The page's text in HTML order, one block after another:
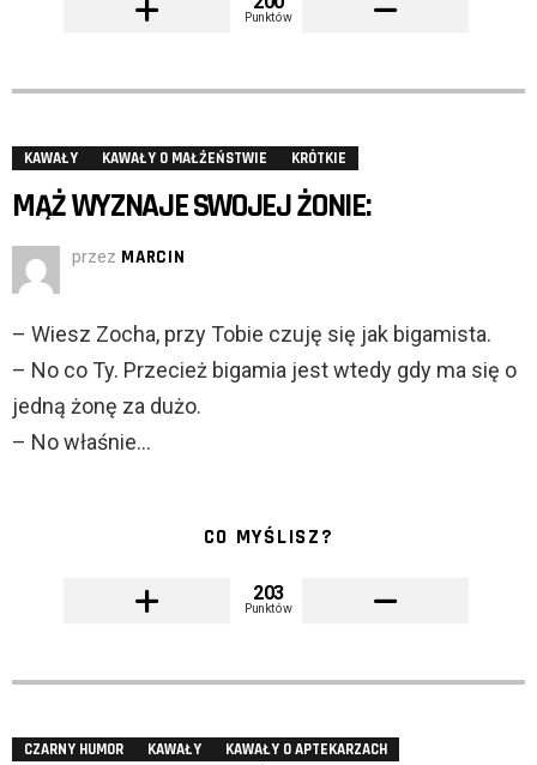
Punktów
KAWAŁY KAWAŁY O MAŁŻEŃSTWIE KRÓTKIE
MĄŻ WYZNAJE SWOJEJ ŻONIE:
przez MARCIN
– Wiesz Zocha, przy Tobie czuję się jak bigamista.
– No co Ty. Przecież bigamia jest wtedy gdy ma się o
jedną żonę za dużo.
– No właśnie…
CO MYŚLISZ?
203
Punktów
CZARNY HUMOR KAWAŁY
KAWAŁY O APTEKARZACH